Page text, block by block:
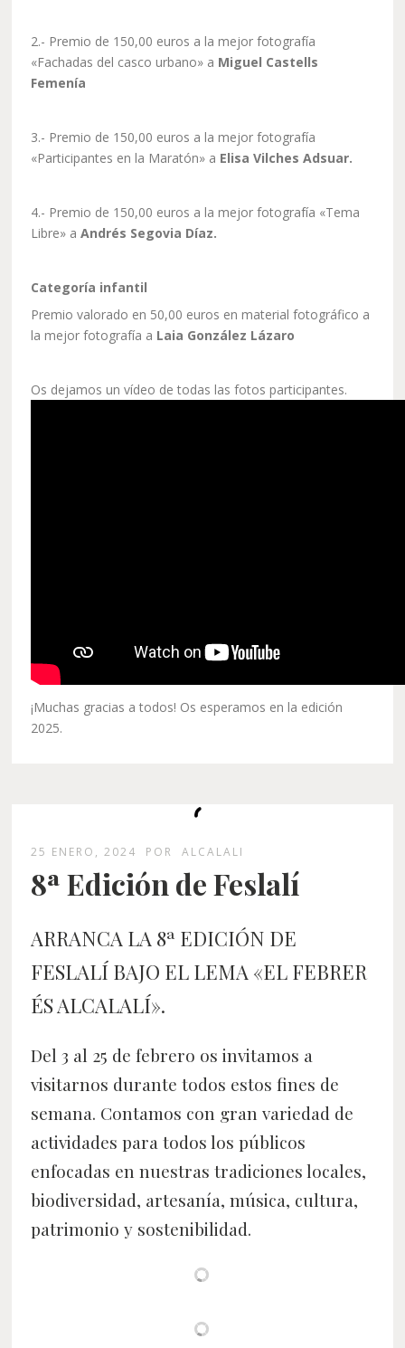
2.- Premio de 150,00 euros a la mejor fotografía
«Fachadas del casco urbano» a Miguel Castells
Femenía
3.- Premio de 150,00 euros a la mejor fotografía
«Participantes en la Maratón» a Elisa Vilches Adsuar.
4.- Premio de 150,00 euros a la mejor fotografía «Tema
Libre» aAndrés Segovia Díaz.
Categoría infantil
Premio valorado en 50,00 euros en material fotográfico a
la mejor fotografía a Laia González Lázaro
Os dejamos un vídeo de todas las fotos participantes.
¡Muchas gracias a todos! Os esperamos en la edición
2025.
25 ENERO, 2024 POR ALCALALI
8ª Edición de Feslalí
ARRANCA LA 8ª EDICIÓN DE
FESLALÍ BAJO EL LEMA «EL FEBRER
ÉS ALCALALÍ».
Del 3 al 25 de febrero os invitamos a
visitarnos durante todos estos fines de
semana. Contamos con gran variedad de
actividades para todos los públicos
enfocadas en nuestras tradiciones locales,
biodiversidad, artesanía, música, cultura,
patrimonio y sostenibilidad.